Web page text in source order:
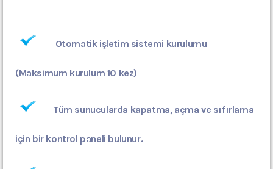
Otomatik işletim sistemi kurulumu
(Maksimum kurulum 10 kez)
Tüm sunucularda kapatma, açma ve sıfırlama
için bir kontrol paneli bulunur.